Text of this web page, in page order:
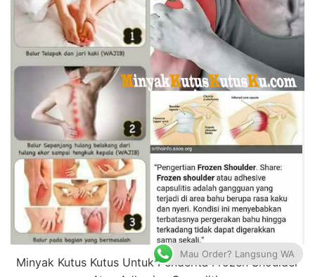
Minyak Kutus Kutus Untuk Penderita Frozen Shoulder
Mau Order? Langsung WA